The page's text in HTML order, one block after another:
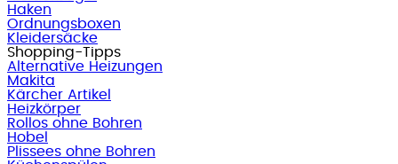
Haken
Ordnungsboxen
Kleidersäcke
Shopping-Tipps
Alternative Heizungen
Makita
Kärcher Artikel
Heizkörper
Rollos ohne Bohren
Hobel
Plissees ohne Bohren